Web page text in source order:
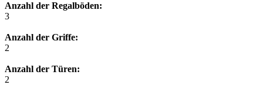
Anzahl der Regalböden:
3
Anzahl der Griffe:
2
Anzahl der Türen:
2